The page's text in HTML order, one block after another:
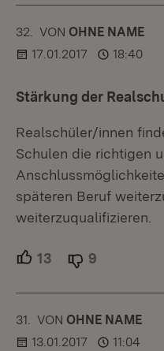
32. KOMMENTAR
VON :OHNE NAME
17.01.2017
18:40
Stärkung der
Realschüler/innen
Schulen die richtigen
späteren Beruf
weiterzuqualifizieren.
13 Unterstützer.
9
31. KOMMENTAR
VON :OHNE NAME
13.01.2017
11:04